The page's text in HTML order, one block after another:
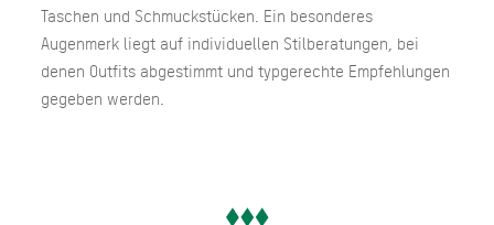
Taschen und Schmuckstücken. Ein besonderes
Augenmerk liegt auf individuellen Stilberatungen, bei
denen Outfits abgestimmt und typgerechte Empfehlungen
gegeben werden.